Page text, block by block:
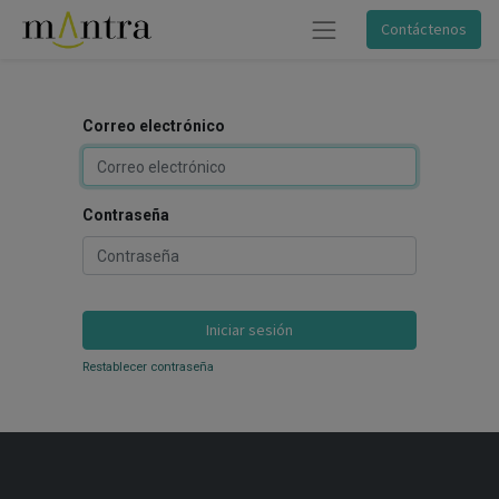
Contáctenos
Correo electrónico
Contraseña
Iniciar sesión
Restablecer contraseña